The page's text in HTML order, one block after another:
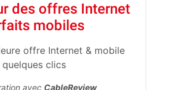
des offres Internet
mobiles
offre Internet & mobile
quelques clics
avec CableReview